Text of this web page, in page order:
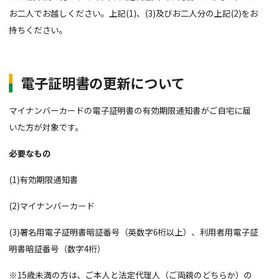
お二人でお越しください。上記(1)、(3)及びお二人分の上記(2)をお
持ちください。
電子証明書の更新について
マイナンバーカードの電子証明書の有効期限通知書がご自宅に届
いた方が対象です。
必要なもの
(1)有効期限通知書
(2)マイナンバーカード
(3)署名用電子証明書暗証番号（英数字6桁以上）、利用者用電子証
明書暗証番号（数字4桁）
※15歳未満の方は、ご本人と法定代理人（ご両親のどちらか）の